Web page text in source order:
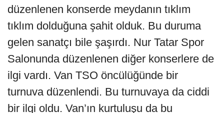
düzenlenen konserde meydanın tıklım
tıklım dolduğuna şahit olduk. Bu duruma
gelen sanatçı bile şaşırdı. Nur Tatar Spor
Salonunda düzenlenen diğer konserlere de
ilgi vardı. Van TSO öncülüğünde bir
turnuva düzenlendi. Bu turnuvaya da ciddi
bir ilgi oldu. Van’ın kurtuluşu da bu